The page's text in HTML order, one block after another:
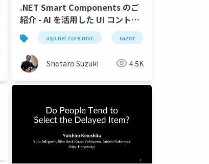
ux writer
.NET Smart Components のご
紹介 - AI を活用した UI コントロ
ール
asp.net core mvc razor
Shotaro Suzuki 4.5K